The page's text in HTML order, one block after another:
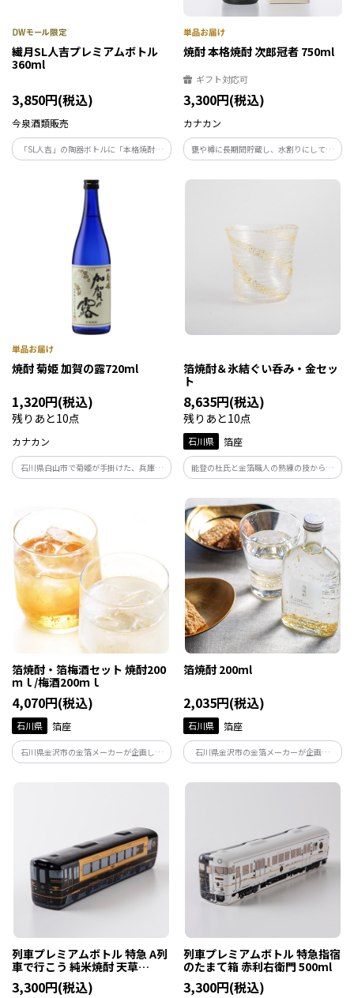
繊月SL人吉プレミアムボトル
360ml
3,850円(税込)
今泉酒類販売
「SL人吉」の陶器ボトルに「本格焼酎繊
月」が入っています。「繊月」とは繊細な
細い月を意味し、熊本県人吉城の別名”繊
月城”からその名を戴いています。まろや
かな口当たりで旨みのある純米焼酎です。
焼酎 本格焼酎 次郎冠者 750ml
ギフト対応可
3,300円(税込)
カナカン
甕や樽に長期間貯蔵し、水割りにしても
香味のバランスがくずれないようにブレ
ンドしました。吟醸酒粕由来の優雅な香
焼酎 菊姫 加賀の露720ml
1,320円(税込)
残りあと10点
カナカン
石川県白山市で菊姫が手掛けた、兵庫県
三木市吉川町特A地区産山田錦100％使用
箔焼酎＆氷結ぐい呑み・金セッ
ト
8,635円(税込)
残りあと10点
石川県 箔座
能登の杜氏と金箔職人の熟練の技から生
まれたオリジナル焼酎と金箔のぐい呑み
のセットです。※焼酎とぐい呑みは、それ
ぞれ別の化粧箱に入っています。
箔焼酎・箔梅酒セット 焼酎200
ｍｌ/梅酒200ｍｌ
4,070円(税込)
石川県 箔座
石川県金沢市の金箔メーカーが企画した
金箔入りの本格焼酎と梅酒のセットです。
箔焼酎 200ml
2,035円(税込)
石川県 箔座
石川県金沢市の金箔メーカーが企画し
た、能登の杜氏と金箔職人の熟練の技か
ら生まれたオリジナルの焼酎です。北陸の
列車プレミアムボトル 特急 A列
車で行こう 純米焼酎 天草
500ml
3,300円(税込)
列車プレミアムボトル 特急指宿
のたまて箱 赤利右衛門 500ml
3,300円(税込)